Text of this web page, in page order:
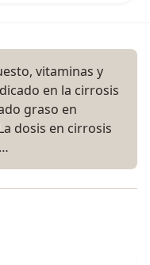
vitaminas y
en la cirrosis
graso en
dosis en cirrosis